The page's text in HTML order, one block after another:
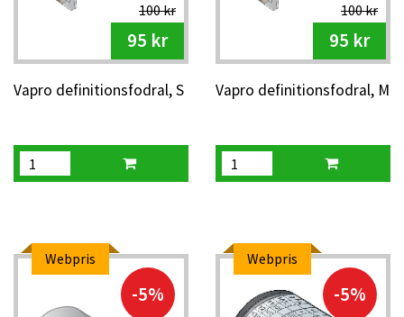
100 kr
95 kr
Vapro definitionsfodral, S
100 kr
95 kr
Vapro definitionsfodral, M
Webpris
-5%
Webpris
-5%